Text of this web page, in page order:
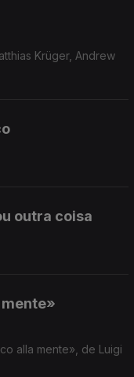
Krüger, Andrew
outra coisa
alla mente», de Luigi